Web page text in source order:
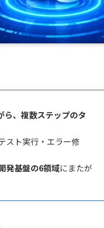
、複数ステップのタ
スト実行・エラー修
発基盤の6領域にまたが